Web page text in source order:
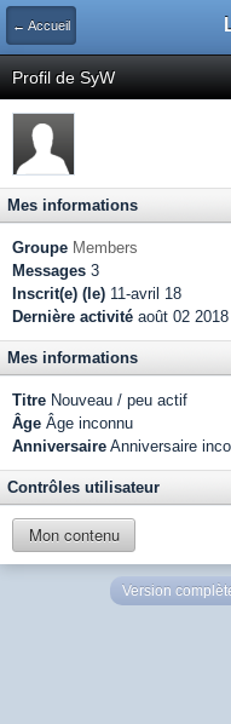
← Accueil
Profil de SyW
Mes informations
Groupe Members
Messages 3
Inscrit(e) (le) 11-avril 18
Dernière activité août 02
Mes informations
Titre Nouveau / peu actif
Âge Âge inconnu
Anniversaire Anniversaire
Contrôles utilisateur
Mon contenu
Version